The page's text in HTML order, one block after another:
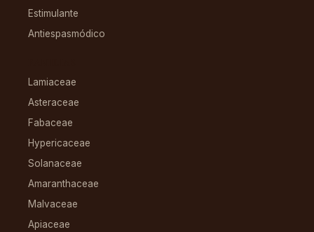
Estimulante
Antiespasmódico
Lamiaceae
Asteraceae
Fabaceae
Hypericaceae
Solanaceae
Amaranthaceae
Malvaceae
Apiaceae